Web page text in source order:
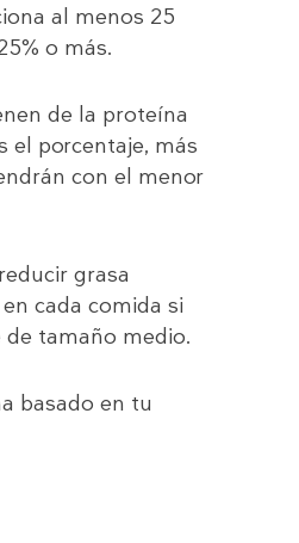
al menos 25
o más.
de la proteína
el porcentaje, más
con el menor
grasa
cada comida si
tamaño medio.
basado en tu